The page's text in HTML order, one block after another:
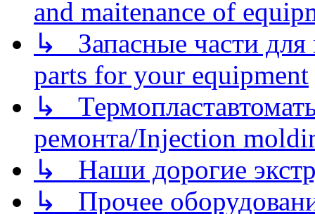
and maitenance of
↳ Запасные части для
parts for your equipment
↳
ремонта/Injection
↳ Наши дорогие
↳ Прочее